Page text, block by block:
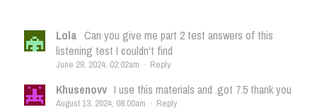
Lola Can you give me part 2 test answers of this
listening test I couldn't find
June 28, 2024, 02:02am · Reply
Khusenovv I use this materials and .got 7.5 thank you
August 13, 2024, 08:00am · Reply